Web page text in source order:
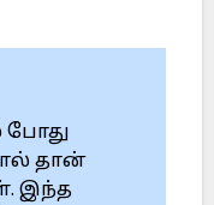
போது
தான்
இந்த